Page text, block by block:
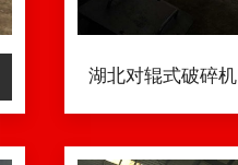
湖北对辊式破碎机